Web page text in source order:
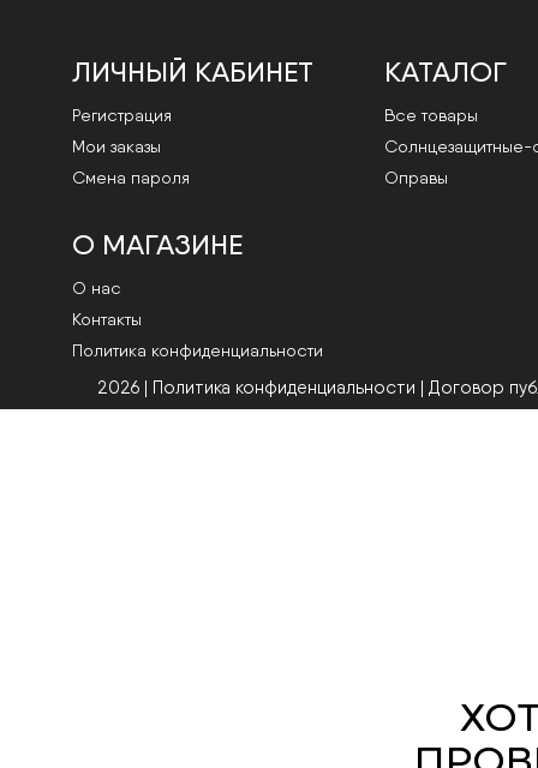
ЛИЧНЫЙ КАБИНЕТ
Регистрация
Мои заказы
Смена пароля
КАТАЛОГ
Все товары
Cолнцезащитные-
Оправы
О МАГАЗИНЕ
О нас
Контакты
Политика конфиденциальности
2026 | Политика конфиденциальности | Договор